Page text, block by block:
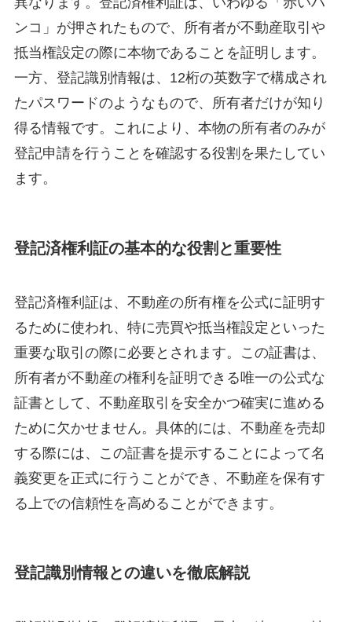
ンコ」が押されたもので、所有者が不動産取引や
抵当権設定の際に本物であることを証明します。
一方、登記識別情報は、12桁の英数字で構成され
たパスワードのようなもので、所有者だけが知り
得る情報です。これにより、本物の所有者のみが
登記申請を行うことを確認する役割を果たしてい
ます。
登記済権利証の基本的な役割と重要性
登記済権利証は、不動産の所有権を公式に証明す
るために使われ、特に売買や抵当権設定といった
重要な取引の際に必要とされます。この証書は、
所有者が不動産の権利を証明できる唯一の公式な
証書として、不動産取引を安全かつ確実に進める
ために欠かせません。具体的には、不動産を売却
する際には、この証書を提示することによって名
義変更を正式に行うことができ、不動産を保有す
る上での信頼性を高めることができます。
登記識別情報との違いを徹底解説